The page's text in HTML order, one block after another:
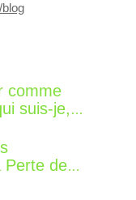
comme
suis-je,
Perte de